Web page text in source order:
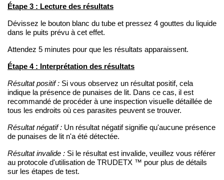
Étape 3 : Lecture des résultats
Dévissez le bouton blanc du tube et pressez 4 gouttes du liquide
dans le puits prévu à cet effet.
Attendez 5 minutes pour que les résultats apparaissent.
Étape 4 : Interprétation des résultats
Résultat positif : Si vous observez un résultat positif, cela
indique la présence de punaises de lit. Dans ce cas, il est
recommandé de procéder à une inspection visuelle détaillée de
tous les endroits où ces parasites peuvent se trouver.
Résultat négatif : Un résultat négatif signifie qu'aucune présence
de punaises de lit n'a été détectée.
Résultat invalide : Si le résultat est invalide, veuillez vous référer
au protocole d'utilisation de TRUDETX ™ pour plus de détails
sur les étapes de test.